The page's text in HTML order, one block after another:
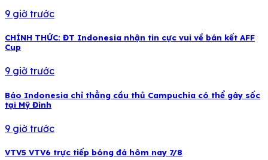
9 giờ trước
CHÍNH THỨC: ĐT Indonesia nhận tin cực vui về bán kết AFF
Cup
9 giờ trước
Báo Indonesia chỉ thẳng cầu thủ Campuchia có thể gây sốc
tại Mỹ Đình
9 giờ trước
VTV5 VTV6 trực tiếp bóng đá hôm nay 7/8